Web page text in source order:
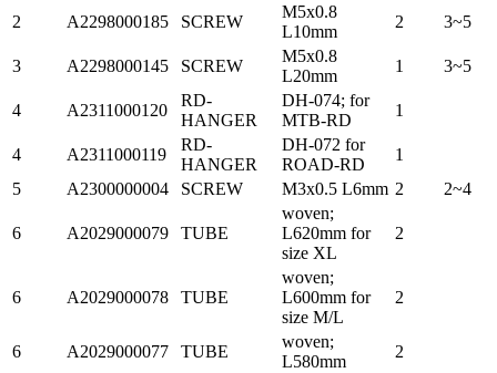
2
A2298000185 SCREW
M5x0.8
L10mm
2 3~5
3 A2298000145 SCREW
M5x0.8
L20mm
1 3~5
4 A2311000120
RD-
HANGER
DH-074; for
MTB-RD
1
4 A2311000119
RD-
HANGER
DH-072 for
ROAD-RD
1
5
A2300000004 SCREW M3x0.5 L6mm 2 2~4
6 A2029000079 TUBE
woven;
L620mm for
size XL
2
6 A2029000078 TUBE
woven;
L600mm for
size M/L
2
6 A2029000077 TUBE
woven;
L580mm
2